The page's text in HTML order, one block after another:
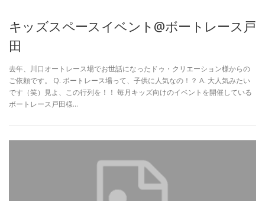
キッズスペースイベント@ボートレース戸
田
去年、川口オートレース場でお世話になったドゥ・クリエーション様からの
ご依頼です。 Q. ボートレース場って、子供に人気なの！？ A. 大人気みたい
です（笑）見よ、この行列を！！ 毎月キッズ向けのイベントを開催している
ボートレース戸田様…